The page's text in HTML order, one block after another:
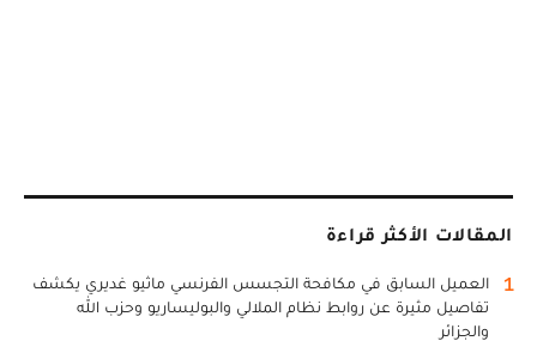
المقالات الأكثر قراءة
1
العميل السابق في مكافحة التجسس الفرنسي ماثيو غديري يكشف
تفاصيل مثيرة عن روابط نظام الملالي والبوليساريو وحزب الله
والجزائر